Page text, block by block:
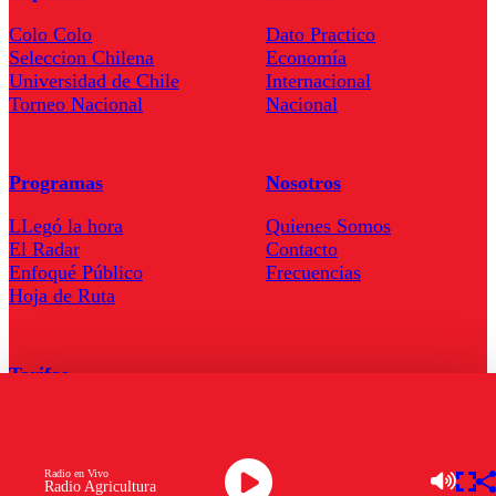
Radio Agricultura
Radio en Vivo
Colo Colo
Seleccion Chilena
Universidad de Chile
Torneo Nacional
Dato Practico
Economía
Internacional
Nacional
Programas
LLegó la hora
El Radar
Enfoqué Público
Hoja de Ruta
Nosotros
Quienes Somos
Contacto
Frecuencias
Tarifas